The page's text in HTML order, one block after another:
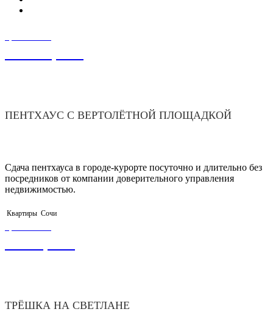
ПЕНТХАУС С ВЕРТОЛЁТНОЙ ПЛОЩАДКОЙ
Сдача пентхауса в городе-курорте посуточно и длительно без
посредников от компании доверительного управления
недвижимостью.
Квартиры Сочи
ТРЁШКА НА СВЕТЛАНЕ